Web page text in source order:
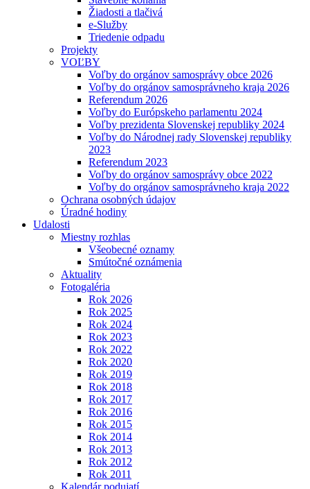
Žiadosti a tlačivá
e-Služby
Triedenie odpadu
Projekty
VOĽBY
Voľby do orgánov samosprávy obce 2026
Voľby do orgánov samosprávneho kraja 2026
Referendum 2026
Voľby do Európskeho parlamentu 2024
Voľby prezidenta Slovenskej republiky 2024
Voľby do Národnej rady Slovenskej republiky
2023
Referendum 2023
Voľby do orgánov samosprávy obce 2022
Voľby do orgánov samosprávneho kraja 2022
Ochrana osobných údajov
Úradné hodiny
Udalosti
Miestny rozhlas
Všeobecné oznamy
Smútočné oznámenia
Aktuality
Fotogaléria
Rok 2026
Rok 2025
Rok 2024
Rok 2023
Rok 2022
Rok 2020
Rok 2019
Rok 2018
Rok 2017
Rok 2016
Rok 2015
Rok 2014
Rok 2013
Rok 2012
Rok 2011
Kalendár podujatí